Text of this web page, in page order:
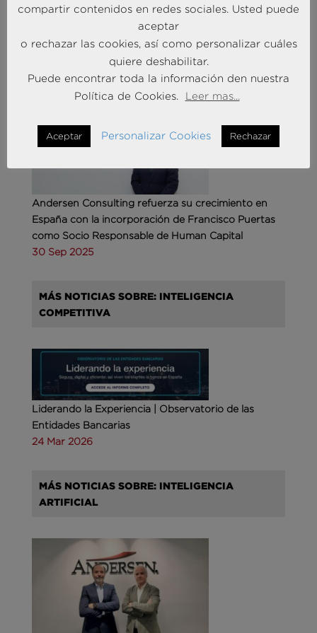
MÁS NOTICIAS SOBRE: ACTUALIDAD
Andersen Consulting refuerza su crecimiento en
España con la incorporación de Francisco Puertas
como Socio Responsable de Human Capital
30 Sep 2025
MÁS NOTICIAS SOBRE: INTELIGENCIA
COMPETITIVA
Liderando la Experiencia | Observatorio de las
Entidades Bancarias
24 Mar 2026
MÁS NOTICIAS SOBRE: INTELIGENCIA
ARTIFICIAL
compartir contenidos en redes sociales. Usted puede
aceptar
o rechazar las cookies, así como personalizar cuáles
quiere deshabilitar.
Puede encontrar toda la información den nuestra
Política de Cookies.
Leer mas...
Aceptar Personalizar Cookies Rechazar